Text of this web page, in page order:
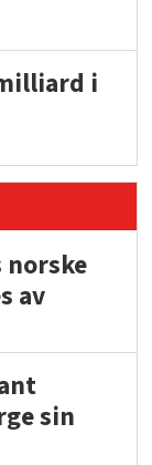
i
norske
av
sin